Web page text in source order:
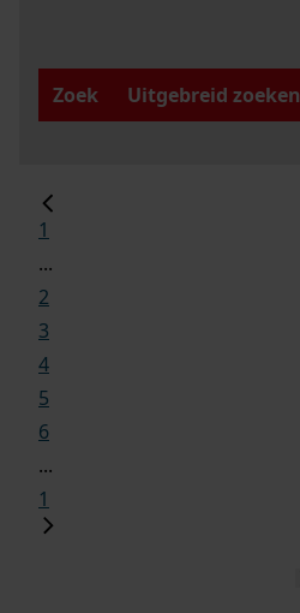
Zoek
Uitgebreid zoeken
1
...
2
3
4
5
6
...
1